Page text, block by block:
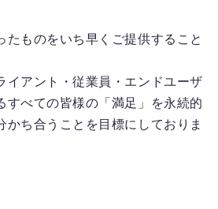
たものをいち早くご提供すること
イアント・従業員・エンドユーザ
すべての皆様の「満足」を永続的
かち合うことを目標にしておりま